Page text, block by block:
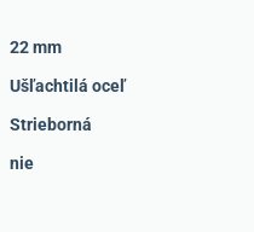
22 mm
Ušľachtilá oceľ
Strieborná
nie